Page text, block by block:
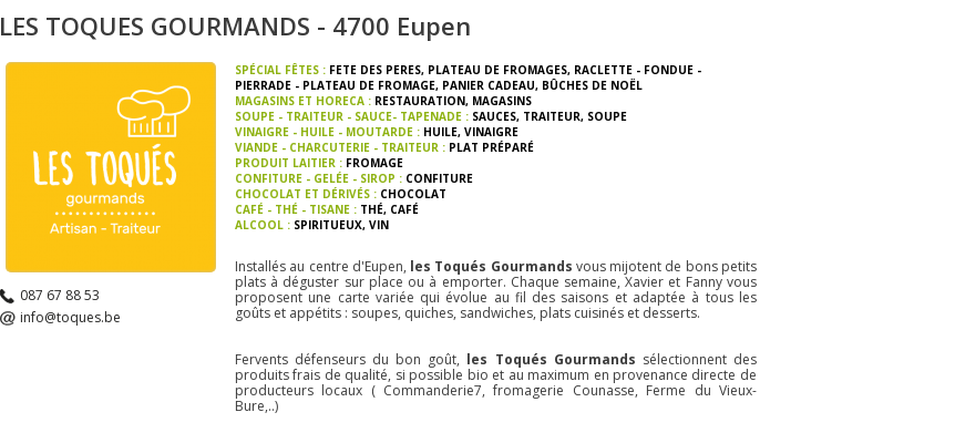
LES TOQUES GOURMANDS - 4700 Eupen
087 67 88 53
info@toques.be
SPÉCIAL FÊTES : FETE DES PERES,PLATEAU DE FROMAGES,RACLETTE - FONDUE -
PIERRADE - PLATEAU DE FROMAGE,PANIER CADEAU,BÛCHES DE NOËL
MAGASINS ET HORECA : RESTAURATION,MAGASINS
SOUPE - TRAITEUR - SAUCE- TAPENADE : SAUCES,TRAITEUR,SOUPE
VINAIGRE - HUILE - MOUTARDE : HUILE,VINAIGRE
VIANDE - CHARCUTERIE - TRAITEUR : PLAT PRÉPARÉ
PRODUIT LAITIER : FROMAGE
CONFITURE - GELÉE - SIROP : CONFITURE
CHOCOLAT ET DÉRIVÉS : CHOCOLAT
CAFÉ - THÉ - TISANE : THÉ,CAFÉ
ALCOOL : SPIRITUEUX,VIN
Installés au centre d'Eupen, les Toqués Gourmands vous mijotent de bons petits
plats à déguster sur place ou à emporter. Chaque semaine, Xavier et Fanny vous
proposent une carte variée qui évolue au fil des saisons et adaptée à tous les
goûts et appétits : soupes, quiches, sandwiches, plats cuisinés et desserts.
Fervents défenseurs du bon goût, les Toqués Gourmands sélectionnent des
produits frais de qualité, si possible bio et au maximum en provenance directe de
producteurs locaux ( Commanderie7, fromagerie Counasse, Ferme du Vieux-
Bure,..)